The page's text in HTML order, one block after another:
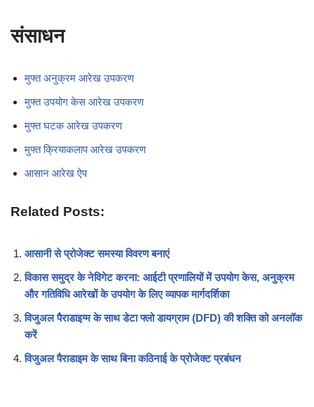
संसाधन
मुफ्त अनुक्रम आरेख उपकरण
मुफ्त उपयोग केस आरेख उपकरण
मुफ्त घटक आरेख उपकरण
मुफ्त क्रियाकलाप आरेख उपकरण
आसान आरेख ऐप
Related Posts:
आसानी से प्रोजेक्ट समस्या विवरण बनाएं
विकास समुद्र के नेविगेट करना: आईटी प्रणालियों में उपयोग केस, अनुक्रम
और गतिविधि आरेखों के उपयोग के लिए व्यापक मार्गदर्शिका
विजुअल पैराडाइग्म के साथ डेटा फ्लो डायग्राम (DFD) की शक्ति को अनलॉक
करें
विजुअल पैराडाइम के साथ बिना कठिनाई के प्रोजेक्ट प्रबंधन